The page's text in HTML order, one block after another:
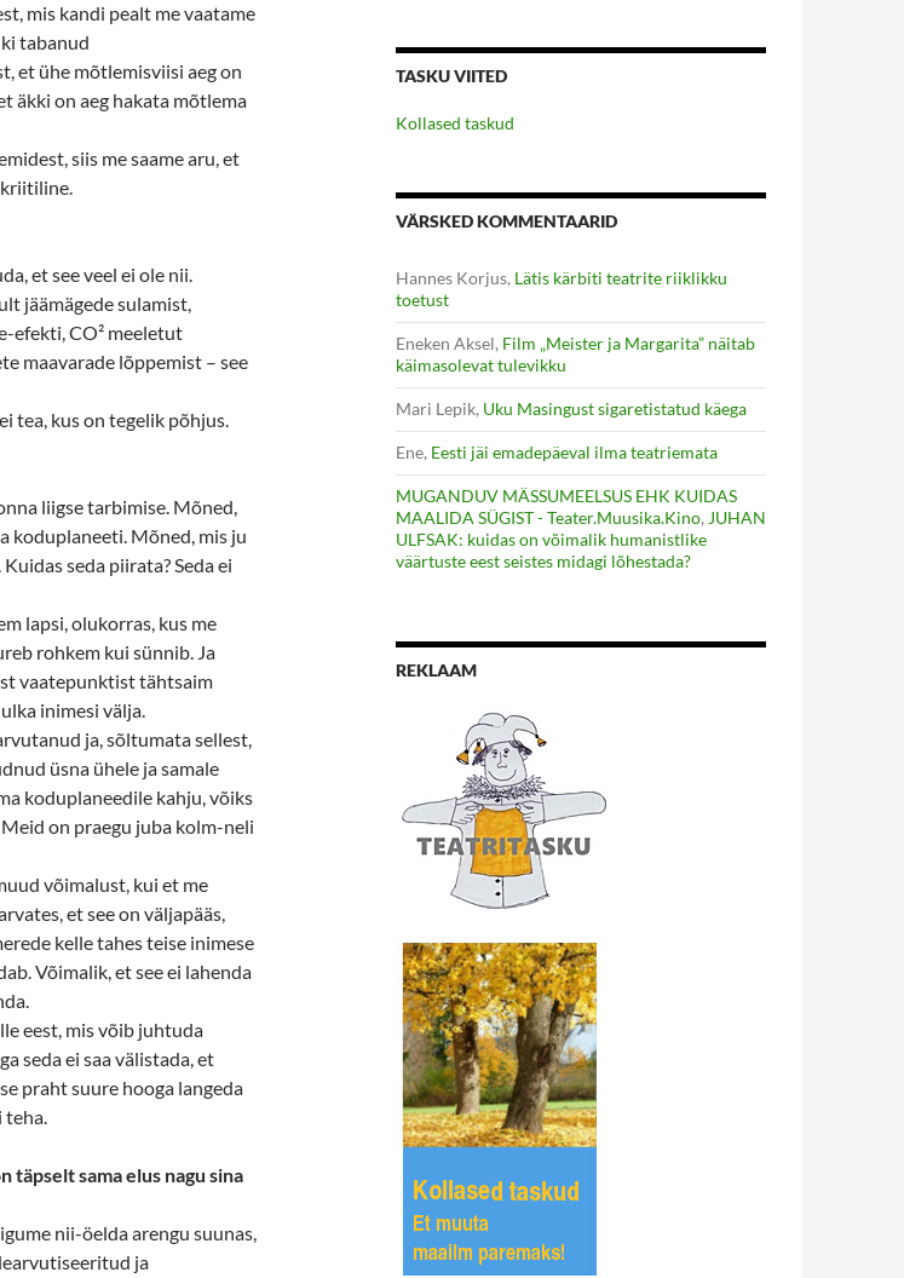
mis kandi pealt me vaatame
tabanud
et ühe mõtlemisviisi aeg on
äkki on aeg hakata mõtlema
siis me saame aru, et
kriitiline.
et see veel ei ole nii.
jäämägede sulamist,
efekti, CO² meeletut
maavarade lõppemist – see
tea, kus on tegelik põhjus.
liigse tarbimise. Mõned,
koduplaneeti. Mõned, mis ju
seda piirata? Seda ei
lapsi, olukorras, kus me
rohkem kui sünnib. Ja
vaatepunktist tähtsaim
inimesi välja.
ja, sõltumata sellest,
üsna ühele ja samale
koduplaneedile kahju, võiks
on praegu juba kolm-neli
võimalust, kui et me
et see on väljapääs,
kelle tahes teise inimese
Võimalik, et see ei lahenda
eest, mis võib juhtuda
seda ei saa välistada, et
praht suure hooga langeda
teha.
täpselt sama elus nagu sina
nii-öelda arengu suunas,
ja
TASKU VIITED
Kollased taskud
VÄRSKED KOMMENTAARID
Hannes Korjus, Lätis kärbiti teatrite riiklikku
toetust
Eneken Aksel, Film „Meister ja Margarita” näitab
käimasolevat tulevikku
Mari Lepik, Uku Masingust sigaretistatud käega
Ene, Eesti jäi emadepäeval ilma teatriemata
MUGANDUV MÄSSUMEELSUS EHK KUIDAS
MAALIDA SÜGIST - Teater.Muusika.Kino, JUHAN
ULFSAK: kuidas on võimalik humanistlike
väärtuste eest seistes midagi lõhestada?
REKLAAM